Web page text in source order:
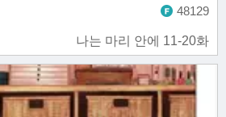
나는 마리 안에 11-20화
48129